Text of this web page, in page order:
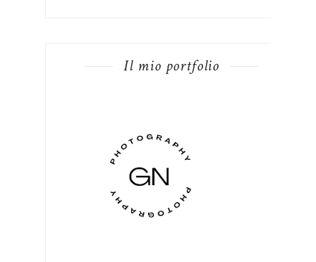
Il mio portfolio